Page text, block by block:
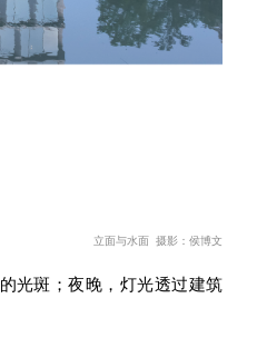
立面与水面 摄影：侯博文
的光斑；夜晚， 灯光透过建筑